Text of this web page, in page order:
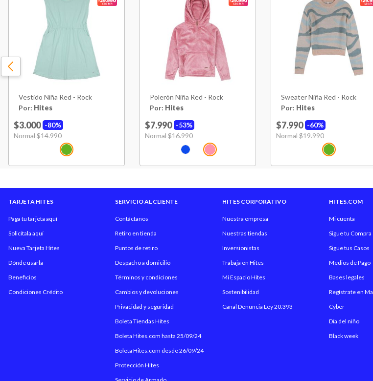
Vestido Niña Red - Rock
Por: Hites
80%
$3.000
Price reduced from
Normal $14.990
Polerón Niña Red - Rock
Por: Hites
53%
$7.990
Price reduced from
Normal $16.990
Sweater Niña Red - Rock
Por: Hites
60%
$7.990
Price reduced from
Normal $19.990
TARJETA HITES
Paga tu tarjeta aquí
Solicítala aquí
Nueva Tarjeta Hites
Dónde usarla
Beneficios
Condiciones Crédito
SERVICIO AL CLIENTE
Contáctanos
Retiro en tienda
Puntos de retiro
Despacho a domicilio
Términos y condiciones
Cambios y devoluciones
Privacidad y seguridad
Boleta Tiendas Hites
Boleta Hites.com hasta 25/09/24
Boleta Hites.com desde 26/09/24
Protección Hites
HITES CORPORATIVO
Nuestra empresa
Nuestras tiendas
Inversionistas
Trabaja en Hites
Mi Espacio Hites
Sostenibilidad
Canal Denuncia Ley 20.393
HITES.COM
Mi cuenta
Sigue tu Compra
Sigue tus Casos
Medios de Pago
Bases legales
Regístrate en
Cyber
Día del niño
Black week